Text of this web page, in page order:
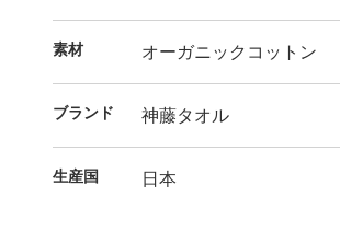
素材 オーガニックコットン
ブランド 神藤タオル
生産国 日本